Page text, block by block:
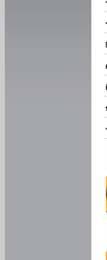
ร
ร
กิ
ด
ติ
ป
ร